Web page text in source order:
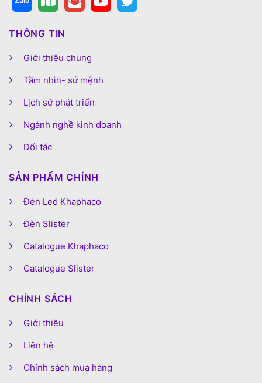
THÔNG TIN
Giới thiệu chung
Tầm nhìn- sứ mệnh
Lịch sử phát triển
Ngành nghề kinh doanh
Đối tác
SẢN PHẨM CHÍNH
Đèn Led Khaphaco
Đèn Slister
Catalogue Khaphaco
Catalogue Slister
CHÍNH SÁCH
Giới thiệu
Liên hệ
Chính sách mua hàng